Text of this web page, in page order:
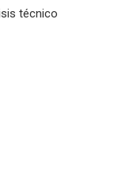
técnico